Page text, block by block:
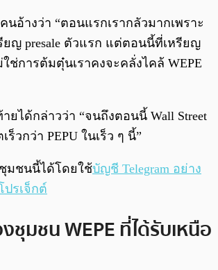
อ้างว่า “ตอนแรกเรากลัวมากเพราะ
รียญ presale ตัวแรก แต่ตอนนี้ที่เหรียญ
ช่การต้มตุ๋นเราคงจะคลั่งไคล้ WEPE
ยได้กล่าวว่า “จนถึงตอนนี้ Wall Street
ร็วกว่า PEPU ในเร็ว ๆ นี้”
มชนนี้ได้โดยใช้บัญชี Telegram อย่าง
ปรเจ็กต์
ชุมชน WEPE ที่ได้รับเหนือ